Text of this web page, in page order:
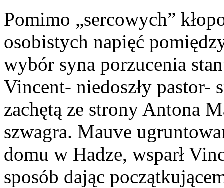
Pomimo „sercowych”
osobistych napięć
wybór syna porzucenia
Vincent- niedoszły pastor-
zachętą ze strony Antona
szwagra. Mauve
domu w Hadze, wsparł
sposób dając